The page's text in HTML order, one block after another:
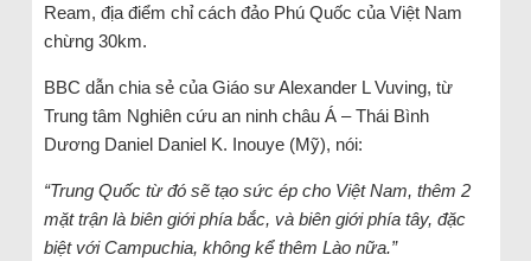
Ream, địa điểm chỉ cách đảo Phú Quốc của Việt Nam
chừng 30km.
BBC dẫn chia sẻ của Giáo sư Alexander L Vuving, từ
Trung tâm Nghiên cứu an ninh châu Á – Thái Bình
Dương Daniel Daniel K. Inouye (Mỹ), nói:
“Trung Quốc từ đó sẽ tạo sức ép cho Việt Nam, thêm 2
mặt trận là biên giới phía bắc, và biên giới phía tây, đặc
biệt với Campuchia, không kể thêm Lào nữa.”